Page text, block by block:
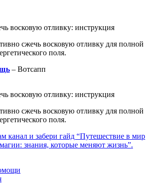
восковую отливку: инструкция
сжечь восковую отливку для полной
поля.
– Вотсапп
восковую отливку: инструкция
сжечь восковую отливку для полной
поля.
канал и забери гайд “Путешествие в мир
знания, которые меняют жизнь”.